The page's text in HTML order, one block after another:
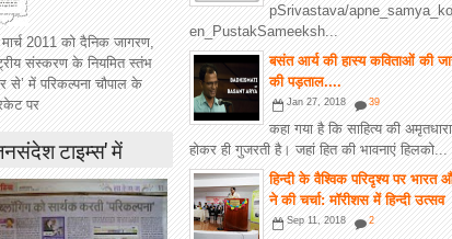
pSrivastava/
en_PustakSameeksh...
बसंत आर्य की हास्य कविताओं की
की पड़ताल....
Jan 27, 2018 39
कहा गया है कि साहित्य की
होकर ही गुजरती है। जहां हित की भावनाएं हिलको...
हिन्दी के वैश्विक परिदृश्य पर भारत
ने की चर्चा: मॉरीशस में हिन्दी उत्सव
Sep 11, 2018 2
2011 को दैनिक जागरण,
संस्करण के नियमित स्तंभ
से’ में परिकल्पना चौपाल के
पर
टाइम्स' में